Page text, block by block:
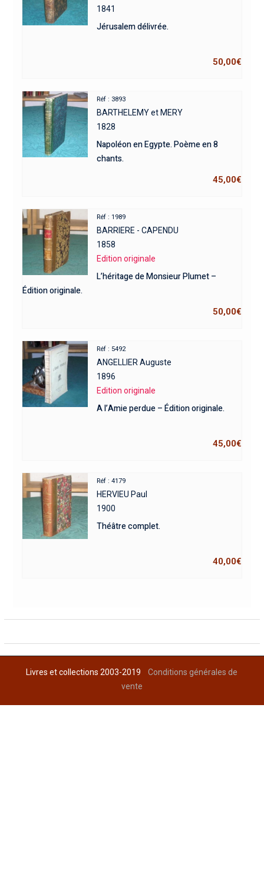
1841
Jérusalem délivrée.
50,00€
Réf : 3893
BARTHELEMY et MERY
1828
Napoléon en Egypte. Poème en 8
chants.
45,00€
Réf : 1989
BARRIERE - CAPENDU
1858
Edition originale
L’héritage de Monsieur Plumet –
Édition originale.
50,00€
Réf : 5492
ANGELLIER Auguste
1896
Edition originale
A l’Amie perdue – Édition originale.
45,00€
Réf : 4179
HERVIEU Paul
1900
Théâtre complet.
40,00€
Livres et collections 2003-2019Conditions générales de
vente